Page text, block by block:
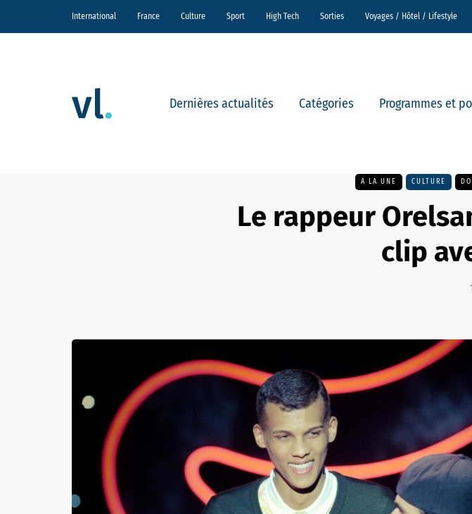
International France Culture Sport High Tech Sorties Voyages / Hôtel / Lifestyle
Dernières actualités Catégories Programmes et
A LA UNE CULTURE
Le rappeur
clip